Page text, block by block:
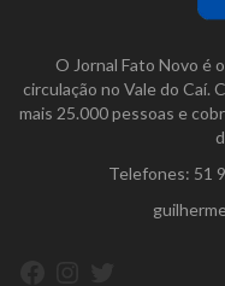
O Jornal Fato Novo é
circulação no Vale do Caí.
mais 25.000 pessoas e
Telefones: 51